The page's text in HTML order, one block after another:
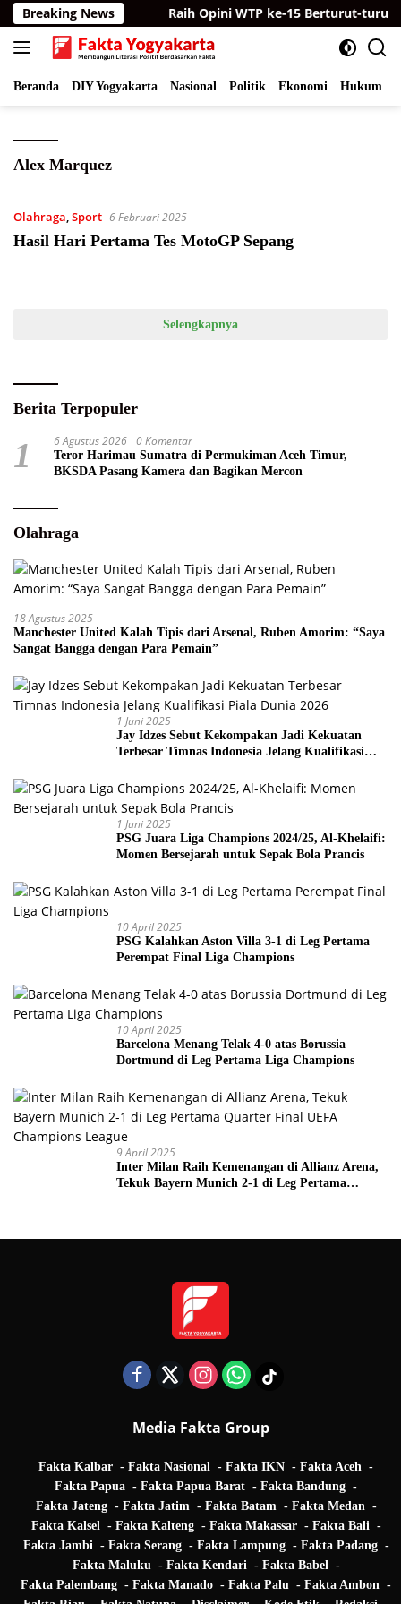
Langsung
ke
konten
Breaking News
Mercon Raih Opini WTP ke-15 Berturut-turut,
Beranda DIY Yogyakarta Nasional Politik Ekonomi Hukum
Alex Marquez
Olahraga,Sport 6 Februari 2025
Hasil Hari Pertama Tes MotoGP Sepang
Selengkapnya
Berita Terpopuler
1 6 Agustus 2026 0 Komentar
Teror Harimau Sumatra di Permukiman Aceh Timur,
BKSDA Pasang Kamera dan Bagikan Mercon
Olahraga
18 Agustus 2025
Manchester United Kalah Tipis dari Arsenal, Ruben Amorim: “Saya
Sangat Bangga dengan Para Pemain”
1 Juni 2025
Jay Idzes Sebut Kekompakan Jadi Kekuatan
Terbesar Timnas Indonesia Jelang Kualifikasi
1 Juni 2025
PSG Juara Liga Champions 2024/25, Al-Khelaifi:
Momen Bersejarah untuk Sepak Bola Prancis
10 April 2025
PSG Kalahkan Aston Villa 3-1 di Leg Pertama
Perempat Final Liga Champions
10 April 2025
Barcelona Menang Telak 4-0 atas Borussia
Dortmund di Leg Pertama Liga Champions
9 April 2025
Inter Milan Raih Kemenangan di Allianz Arena,
Tekuk Bayern Munich 2-1 di Leg Pertama
Media Fakta Group
Fakta Kalbar Fakta Nasional Fakta IKN
Fakta Aceh
Fakta Papua
Fakta Papua Barat
Fakta Bandung
Fakta Jateng
Fakta Jatim Fakta Batam
Fakta Medan
Fakta Kalsel
Fakta Kalteng Fakta Makassar
Fakta Bali
Fakta Jambi
Fakta Serang Fakta Lampung
Fakta Padang
Fakta Maluku
Fakta Kendari
Fakta Babel
Fakta Palembang
Fakta Manado Fakta Palu
Fakta Ambon